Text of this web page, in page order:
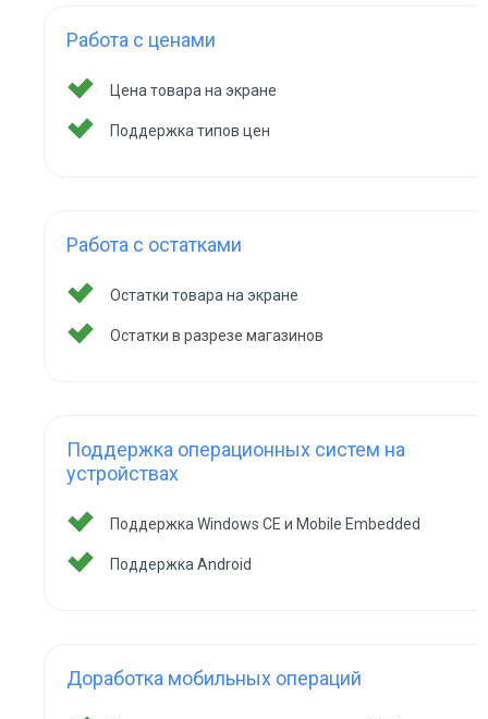
Работа с ценами
Цена товара на экране
Поддержка типов цен
Работа с остатками
Остатки товара на экране
Остатки в разрезе магазинов
Поддержка операционных систем на
устройствах
Поддержка Windows CE и Mobile Embedded
Поддержка Android
Доработка мобильных операций